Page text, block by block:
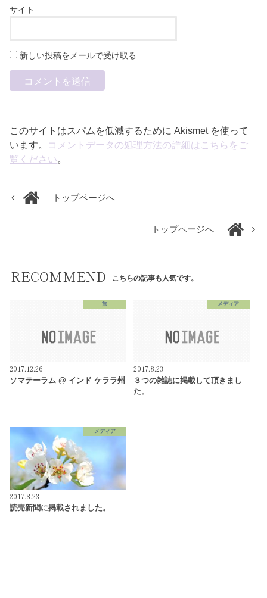
サイト
新しい投稿をメールで受け取る
このサイトはスパムを低減するために Akismet を使って
います。
コメントデータの処理方法の詳細はこちらをご
覧ください。
トップページへ
トップページへ
RECOMMEND こちらの記事も人気です。
旅
2017.12.26
ソマテーラム @ インド ケララ州
メディア
2017.8.23
３つの雑誌に掲載して頂きまし
た。
メディア
2017.8.23
読売新聞に掲載されました。